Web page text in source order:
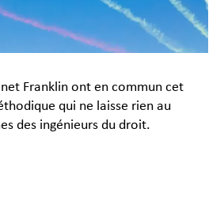
Franklin ont en commun cet
qui ne laisse rien au
des ingénieurs du droit.